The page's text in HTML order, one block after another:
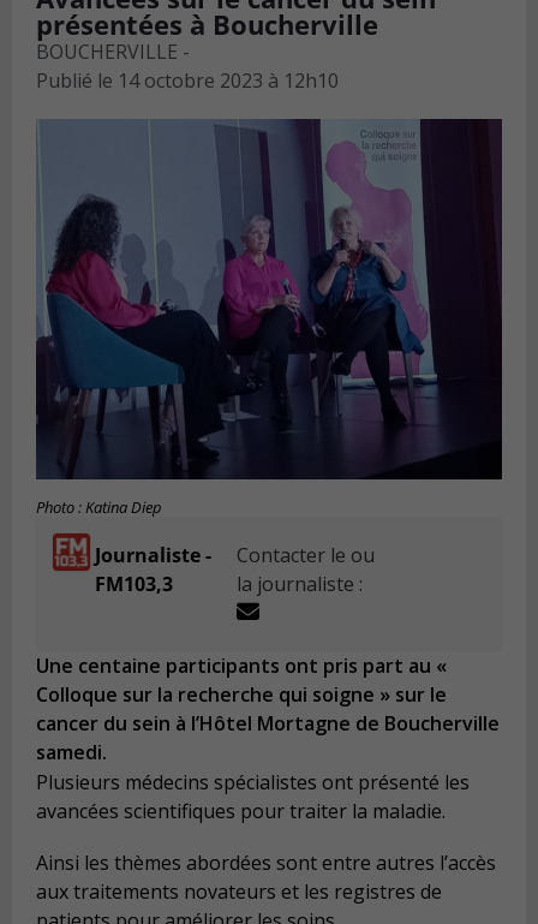
présentées à Boucherville
BOUCHERVILLE -
Publié le 14 octobre 2023 à 12h10
Photo : Katina Diep
Journaliste -
FM103,3
Contacter le ou
la journaliste :
Une centaine participants ont pris part au «
Colloque sur la recherche qui soigne » sur le
cancer du sein à l’Hôtel Mortagne de Boucherville
samedi.
Plusieurs médecins spécialistes ont présenté les
avancées scientifiques pour traiter la maladie.
Ainsi les thèmes abordées sont entre autres l’accès
aux traitements novateurs et les registres de